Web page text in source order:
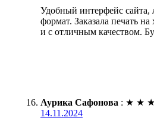
Удобный интерфейс
формат. Заказала печать
и с отличным качеством.
Аурика Сафонова : ★ ★ ★
14.11.2024